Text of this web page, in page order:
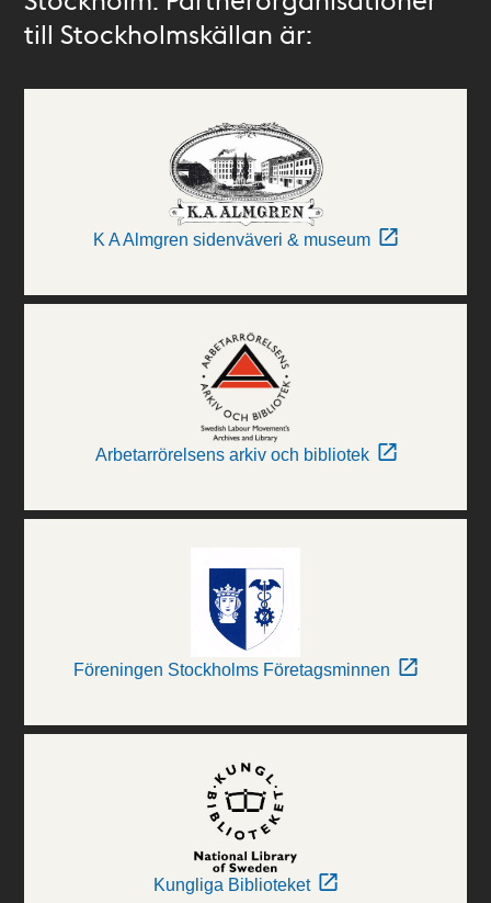
till Stockholmskällan är:
K A Almgren sidenväveri & museum
Arbetarrörelsens arkiv och bibliotek
Föreningen Stockholms Företagsminnen
Kungliga Biblioteket